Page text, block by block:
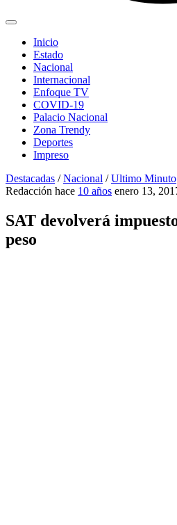
Inicio
Estado
Nacional
Internacional
Enfoque TV
COVID-19
Palacio Nacional
Zona Trendy
Deportes
Impreso
Destacadas /Nacional /Ultimo Minuto
Redacción hace 10 años enero 13,
SAT devolverá
peso